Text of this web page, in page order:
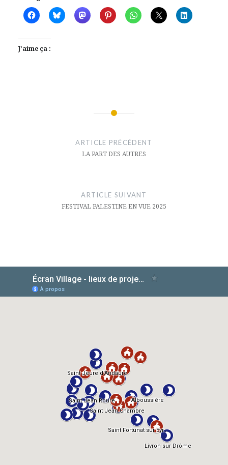
J’aime ça :
ARTICLE PRÉCÉDENT
LA PART DES AUTRES
ARTICLE SUIVANT
FESTIVAL PALESTINE EN VUE 2025